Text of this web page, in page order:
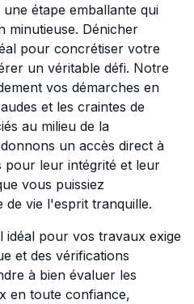
étape emballante qui
minutieuse. Dénicher
pour concrétiser votre
un véritable défi. Notre
vos démarches en
et les craintes de
au milieu de la
un accès direct à
pour leur intégrité et leur
vous puissiez
vie l'esprit tranquille.
idéal pour vos travaux exige
et des vérifications
à bien évaluer les
en toute confiance,